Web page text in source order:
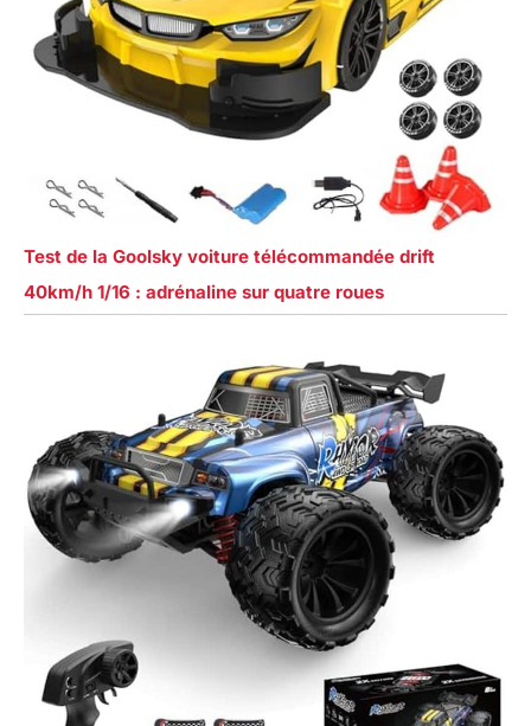
Test de la Goolsky voiture télécommandée drift
40km/h 1/16 : adrénaline sur quatre roues